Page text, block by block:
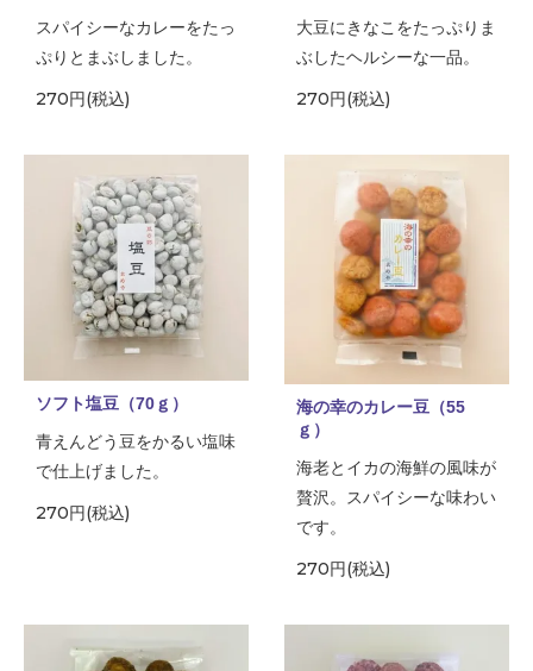
スパイシーなカレーをたっ
ぷりとまぶしました。
270円(税込)
大豆にきなこをたっぷりま
ぶしたヘルシーな一品。
270円(税込)
ソフト塩豆（70ｇ）
青えんどう豆をかるい塩味
で仕上げました。
270円(税込)
海の幸のカレー豆（55
ｇ）
海老とイカの海鮮の風味が
贅沢。スパイシーな味わい
です。
270円(税込)